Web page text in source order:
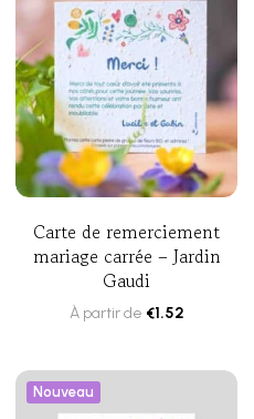
Carte de remerciement
mariage carrée – Jardin
Gaudi
À partir de €1.52
Nouveau